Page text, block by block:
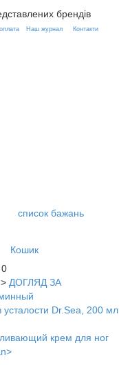
брендів
Наш журнал Контакти
список бажань
Кошик
0
> ДОГЛЯД ЗА
Dr.Sea, 200 мл